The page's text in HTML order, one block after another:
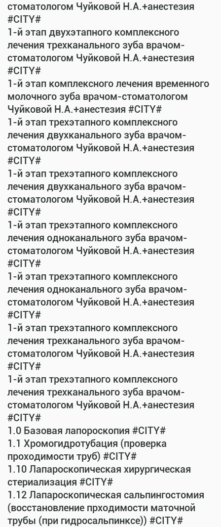
стоматологом Чуйковой Н.А.+анестезия
#CITY#
1-й этап двухэтапного комплексного
лечения трехканального зуба врачом-
стоматологом Чуйковой Н.А.+анестезия
#CITY#
1-й этап комплексного лечения временного
молочного зуба врачом-стоматологом
Чуйковой Н.А.+анестезия #CITY#
1-й этап трехэтапного комплексного
лечения двухканального зуба врачом-
стоматологом Чуйковой Н.А.+анестезия
#CITY#
1-й этап трехэтапного комплексного
лечения двухканального зуба врачом-
стоматологом Чуйковой Н.А.+анестезия
#CITY#
1-й этап трехэтапного комплексного
лечения одноканального зуба врачом-
стоматологом Чуйковой Н.А.+анестезия
#CITY#
1-й этап трехэтапного комплексного
лечения одноканального зуба врачом-
стоматологом Чуйковой Н.А.+анестезия
#CITY#
1-й этап трехэтапного комплексного
лечения трехканального зуба врачом-
стоматологом Чуйковой Н.А.+анестезия
#CITY#
1-й этап трехэтапного комплексного
лечения трехканального зуба врачом-
стоматологом Чуйковой Н.А.+анестезия
#CITY#
1.0 Базовая лапороскопия #CITY#
1.1 Хромогидротубация (проверка
проходимости труб) #CITY#
1.10 Лапароскопическая хирургическая
стериализация #CITY#
1.12 Лапароскопическая сальпингостомия
(восстановление прходимости маточной
трубы (при гидросальпинксе)) #CITY#